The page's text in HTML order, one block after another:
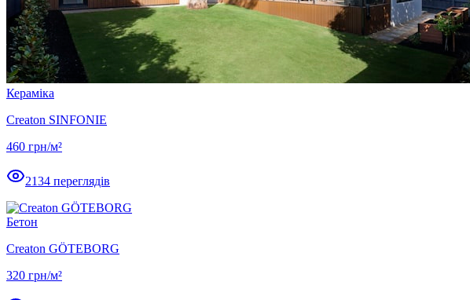
Кераміка
Creaton SINFONIE
460 грн/м²
2134 переглядів
Бетон
Creaton GÖTEBORG
320 грн/м²